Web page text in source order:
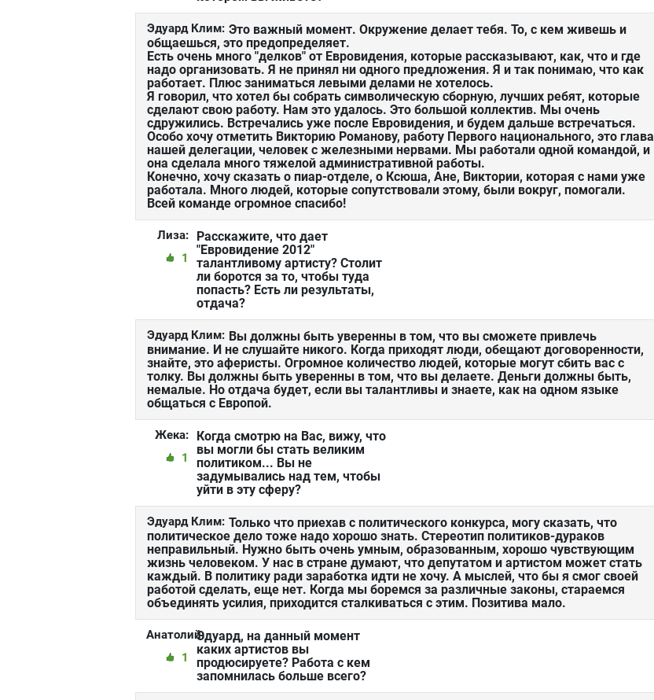
Эдуард Клим: Это важный момент. Окружение делает тебя. То, с кем живешь и
общаешься, это предопределяет.
Есть очень много "делков" от Евровидения, которые рассказывают, как, что и где
надо организовать. Я не принял ни одного предложения. Я и так понимаю, что как
работает. Плюс заниматься левыми делами не хотелось.
Я говорил, что хотел бы собрать символическую сборную, лучших ребят, которые
сделают свою работу. Нам это удалось. Это большой коллектив. Мы очень
сдружились. Встречались уже после Евровидения, и будем дальше встречаться.
Особо хочу отметить Викторию Романову, работу Первого национального, это глава
нашей делегации, человек с железными нервами. Мы работали одной командой, и
она сделала много тяжелой административной работы.
Конечно, хочу сказать о пиар-отделе, о Ксюша, Ане, Виктории, которая с нами уже
работала. Много людей, которые сопутствовали этому, были вокруг, помогали.
Всей команде огромное спасибо!
Лиза:
1
Расскажите, что дает
"Евровидение 2012"
талантливому артисту? Столит
ли боротся за то, чтобы туда
попасть? Есть ли результаты,
отдача?
Эдуард Клим: Вы должны быть уверенны в том, что вы сможете привлечь
внимание. И не слушайте никого. Когда приходят люди, обещают договоренности,
знайте, это аферисты. Огромное количество людей, которые могут сбить вас с
толку. Вы должны быть уверенны в том, что вы делаете. Деньги должны быть,
немалые. Но отдача будет, если вы талантливы и знаете, как на одном языке
общаться с Европой.
Жека:
1
Когда смотрю на Вас, вижу, что
вы могли бы стать великим
политиком... Вы не
задумывались над тем, чтобы
уйти в эту сферу?
Эдуард Клим: Только что приехав с политического конкурса, могу сказать, что
политическое дело тоже надо хорошо знать. Стереотип политиков-дураков
неправильный. Нужно быть очень умным, образованным, хорошо чувствующим
жизнь человеком. У нас в стране думают, что депутатом и артистом может стать
каждый. В политику ради заработка идти не хочу. А мыслей, что бы я смог своей
работой сделать, еще нет. Когда мы боремся за различные законы, стараемся
объединять усилия, приходится сталкиваться с этим. Позитива мало.
Анатолий:
1
Эдуард, на данный момент
каких артистов вы
продюсируете? Работа с кем
запомнилась больше всего?